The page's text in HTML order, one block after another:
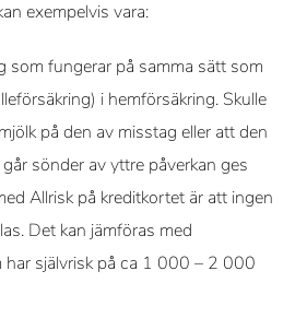
exempelvis vara:
som fungerar på samma sätt som
i hemförsäkring. Skulle
på den av misstag eller att den
sönder av yttre påverkan ges
Allrisk på kreditkortet är att ingen
Det kan jämföras med
har självrisk på ca 1 000 – 2 000